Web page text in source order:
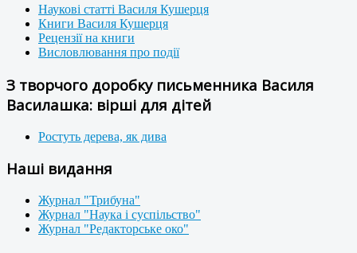
Наукові статті Василя Кушерця
Книги Василя Кушерця
Рецензії на книги
Висловлювання про події
З творчого доробку письменника Василя
Василашка: вірші для дітей
Ростуть дерева, як дива
Наші видання
Журнал "Трибуна"
Журнал "Наука і суспільство"
Журнал "Редакторське око"